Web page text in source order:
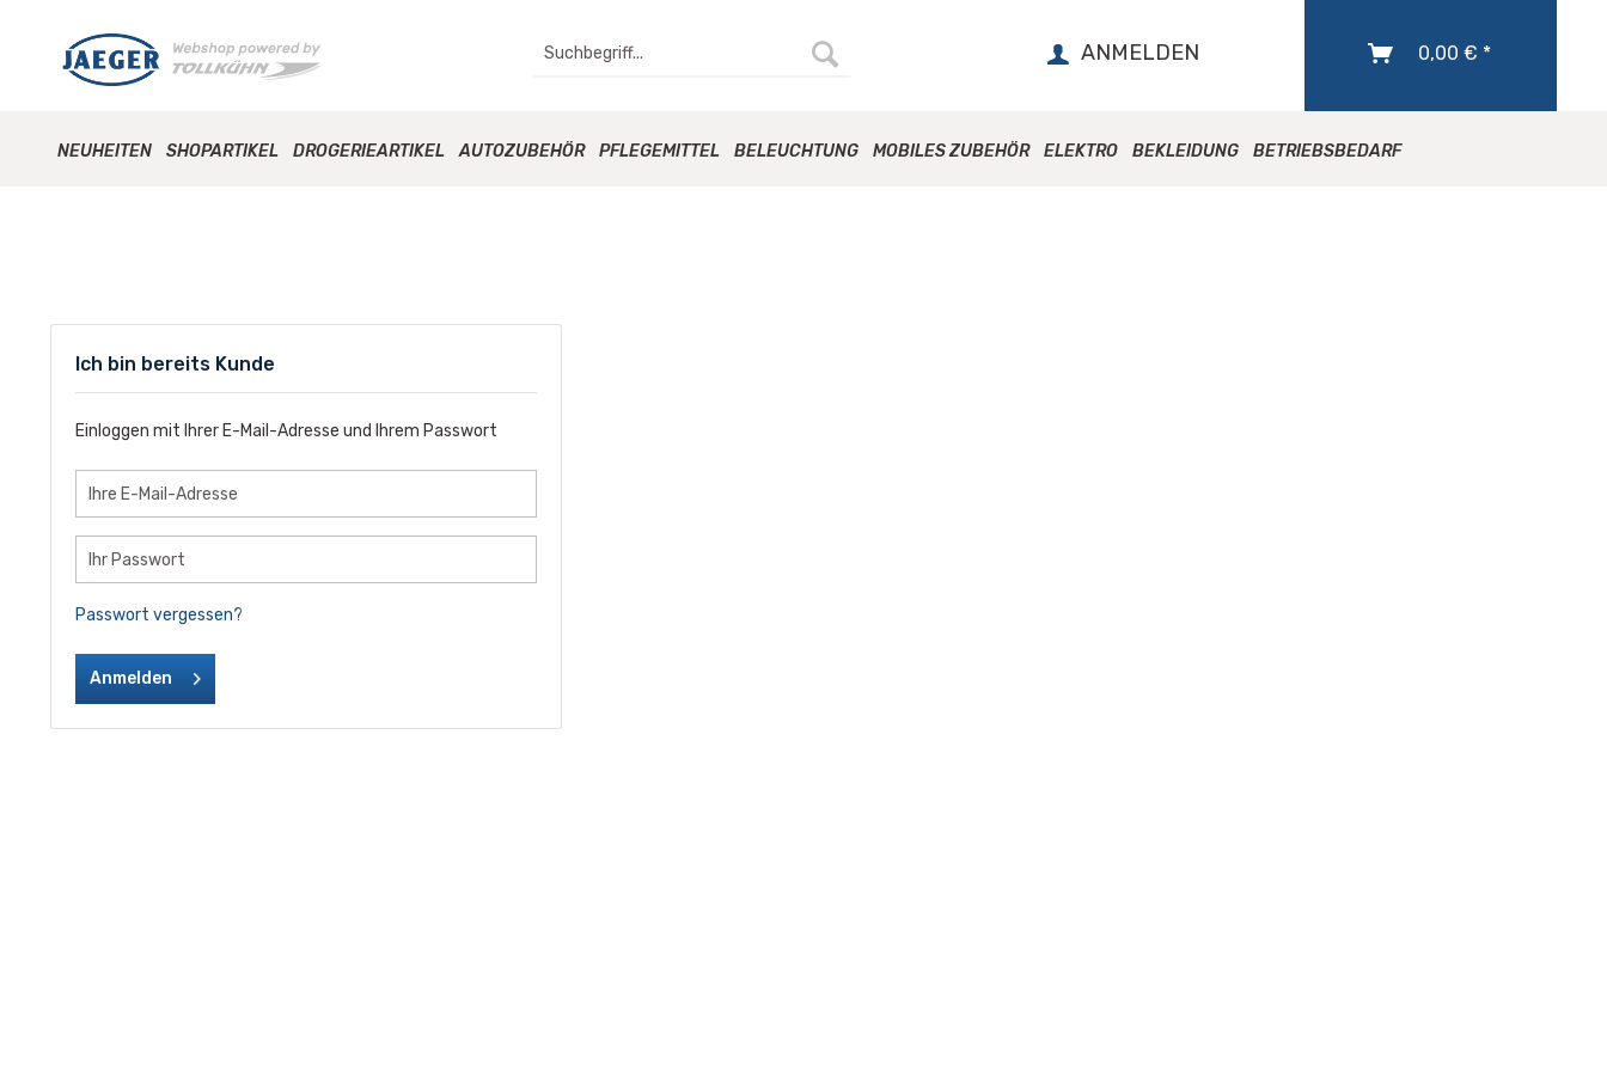
ANMELDEN 0,00 € *
NEUHEITEN SHOPARTIKEL DROGERIEARTIKEL AUTOZUBEHÖR PFLEGEMITTEL BELEUCHTUNG MOBILES ZUBEHÖR ELEKTRO BEKLEIDUNG BETRIEBSBEDARF
Ich bin bereits Kunde
Einloggen mit Ihrer E-Mail-Adresse und Ihrem Passwort
Passwort vergessen?
Anmelden